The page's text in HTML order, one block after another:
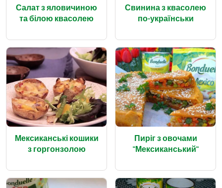
Салат з яловичиною
та білою квасолею
Свинина з квасолею
по-українськи
Мексиканські кошики
з горгонзолою
Пиріг з овочами
"Мексиканський"